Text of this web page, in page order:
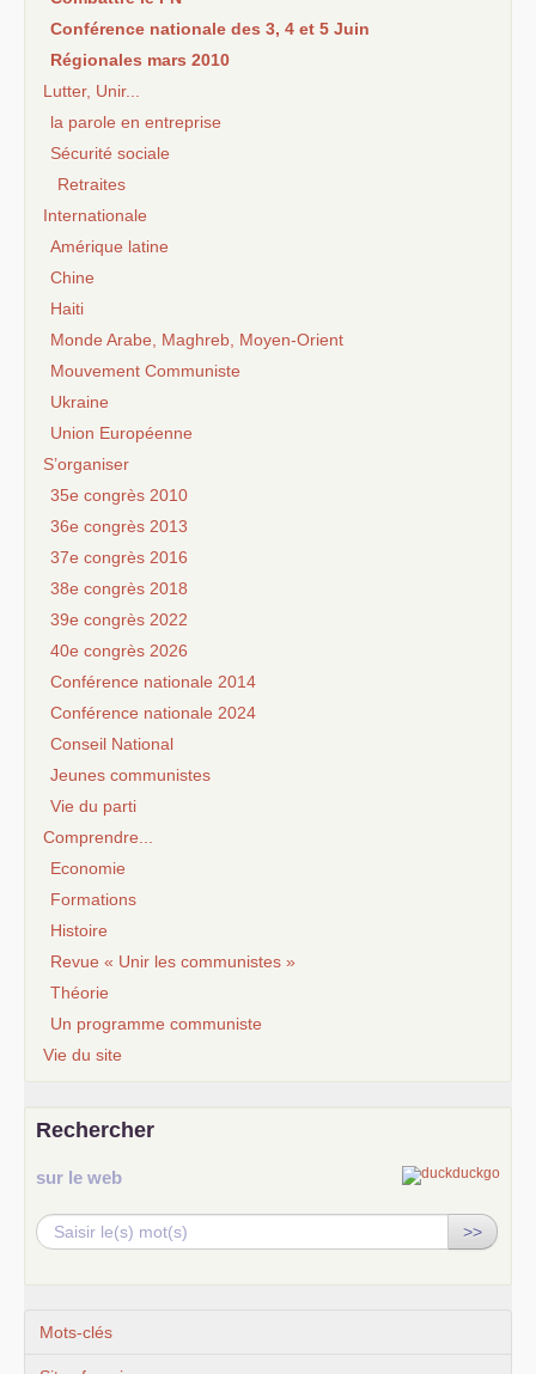
Conférence nationale des 3, 4 et 5 Juin
Régionales mars 2010
Lutter, Unir...
la parole en entreprise
Sécurité sociale
Retraites
Internationale
Amérique latine
Chine
Haiti
Monde Arabe, Maghreb, Moyen-Orient
Mouvement Communiste
Ukraine
Union Européenne
S’organiser
35e congrès 2010
36e congrès 2013
37e congrès 2016
38e congrès 2018
39e congrès 2022
40e congrès 2026
Conférence nationale 2014
Conférence nationale 2024
Conseil National
Jeunes communistes
Vie du parti
Comprendre...
Economie
Formations
Histoire
Revue « Unir les communistes »
Théorie
Un programme communiste
Vie du site
Rechercher
sur le web
>>
Mots-clés